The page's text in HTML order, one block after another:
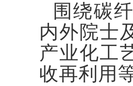
围绕碳
内外院士
产业化工
收再利用